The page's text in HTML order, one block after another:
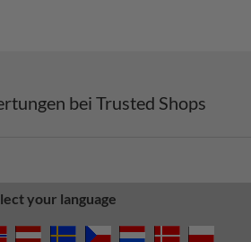
bei Trusted Shops
your language